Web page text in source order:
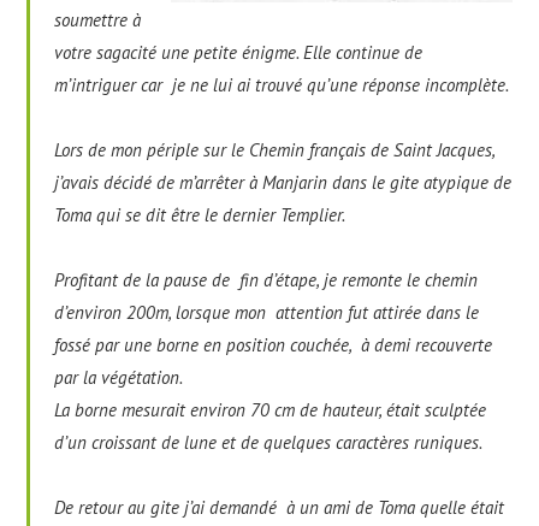
soumettre à
votre sagacité une petite énigme. Elle continue de
m’intriguer car je ne lui ai trouvé qu’une réponse incomplète.
Lors de mon périple sur le Chemin français de Saint Jacques,
j’avais décidé de m’arrêter à Manjarin dans le gite atypique de
Toma qui se dit être le dernier Templier.
Profitant de la pause de fin d’étape, je remonte le chemin
d’environ 200m, lorsque mon attention fut attirée dans le
fossé par une borne en position couchée, à demi recouverte
par la végétation.
La borne mesurait environ 70 cm de hauteur, était sculptée
d’un croissant de lune et de quelques caractères runiques.
De retour au gite j’ai demandé à un ami de Toma quelle était